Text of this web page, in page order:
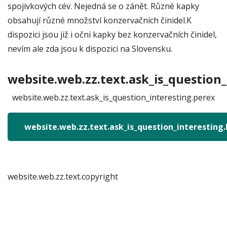
spojivkových cév. Nejedná se o zánět. Různé kapky
obsahují různé množství konzervačních činidel.K
dispozici jsou již i oční kapky bez konzervačních činidel,
nevím ale zda jsou k dispozici na Slovensku.
website.web.zz.text.ask_is_question_interesting.perex
website.web.zz.text.copyright